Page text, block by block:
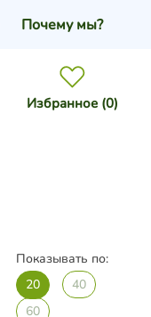
Избранное (0)
Почему мы?
Показывать по:
20
40
60